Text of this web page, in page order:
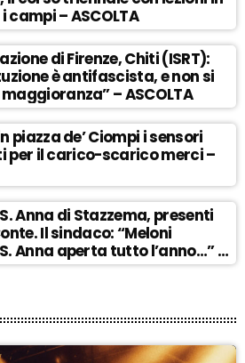
campi – ASCOLTA
di Firenze, Chiti (ISRT):
è antifascista, e non si
– ASCOLTA
piazza de’ Ciompi i sensori
per il carico-scarico merci –
Anna di Stazzema, presenti
Il sindaco: “Meloni
Anna aperta tutto l’anno…” –